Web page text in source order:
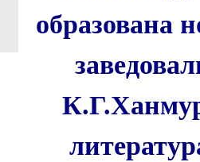
образована